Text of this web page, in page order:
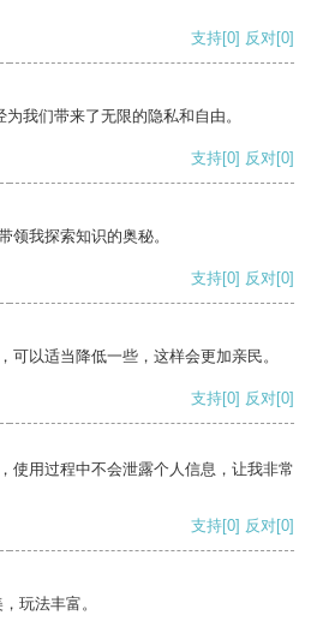
支持[0] 反对[0]
我们带来了无限的隐私和自由。
支持[0] 反对[0]
领我探索知识的奥秘。
支持[0] 反对[0]
可以适当降低一些，这样会更加亲民。
支持[0] 反对[0]
使用过程中不会泄露个人信息，让我非常
支持[0] 反对[0]
玩法丰富。